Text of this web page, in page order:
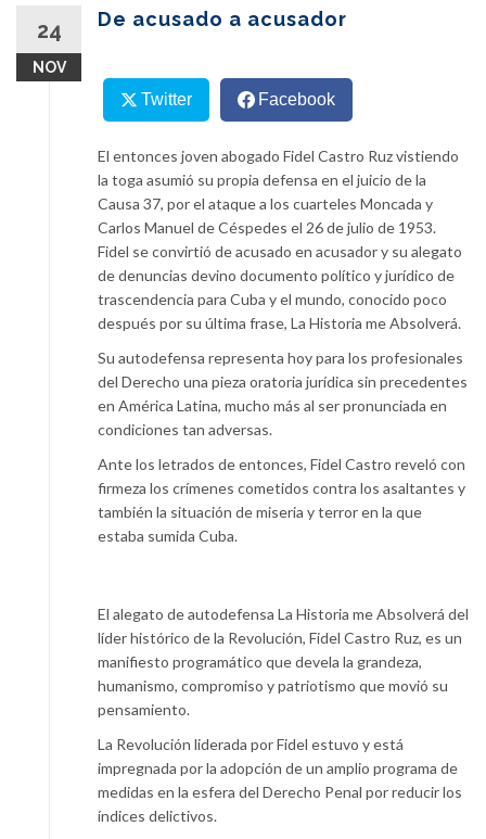
24
NOV
De acusado a acusador
Twitter Facebook
El entonces joven abogado Fidel Castro Ruz vistiendo
la toga asumió su propia defensa en el juicio de la
Causa 37, por el ataque a los cuarteles Moncada y
Carlos Manuel de Céspedes el 26 de julio de 1953.
Fidel se convirtió de acusado en acusador y su alegato
de denuncias devino documento político y jurídico de
trascendencia para Cuba y el mundo, conocido poco
después por su última frase, La Historia me Absolverá.
Su autodefensa representa hoy para los profesionales
del Derecho una pieza oratoria jurídica sin precedentes
en América Latina, mucho más al ser pronunciada en
condiciones tan adversas.
Ante los letrados de entonces, Fidel Castro reveló con
firmeza los crímenes cometidos contra los asaltantes y
también la situación de miseria y terror en la que
estaba sumida Cuba.
El alegato de autodefensa La Historia me Absolverá del
líder histórico de la Revolución, Fidel Castro Ruz, es un
manifiesto programático que devela la grandeza,
humanismo, compromiso y patriotismo que movió su
pensamiento.
La Revolución liderada por Fidel estuvo y está
impregnada por la adopción de un amplio programa de
medidas en la esfera del Derecho Penal por reducir los
índices delictivos.